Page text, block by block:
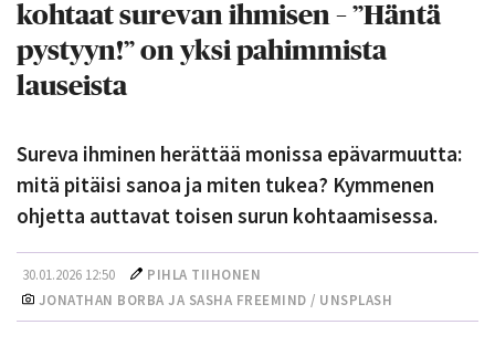
kohtaat surevan ihmisen – ”Häntä
pystyyn!” on yksi pahimmista
lauseista
Sureva ihminen herättää monissa epävarmuutta:
mitä pitäisi sanoa ja miten tukea? Kymmenen
ohjetta auttavat toisen surun kohtaamisessa.
30.01.2026 12:50
PIHLA TIIHONEN
JONATHAN BORBA JA SASHA FREEMIND / UNSPLASH